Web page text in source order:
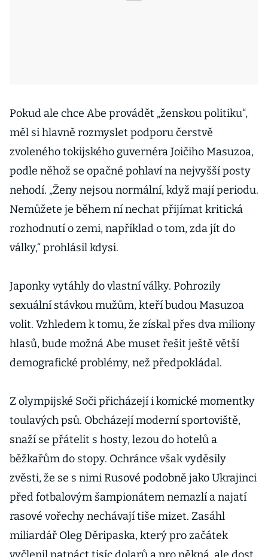
Pokud ale chce Abe provádět „ženskou politiku“,
měl si hlavně rozmyslet podporu čerstvě
zvoleného tokijského guvernéra Joičiho Masuzoa,
podle něhož se opačné pohlaví na nejvyšší posty
nehodí. „Ženy nejsou normální, když mají periodu.
Nemůžete je během ní nechat přijímat kritická
rozhodnutí o zemi, například o tom, zda jít do
války,“ prohlásil kdysi.
Japonky vytáhly do vlastní války. Pohrozily
sexuální stávkou mužům, kteří budou Masuzoa
volit. Vzhledem k tomu, že získal přes dva miliony
hlasů, bude možná Abe muset řešit ještě větší
demografické problémy, než předpokládal.
Z olympijské Soči přicházejí i komické momentky
toulavých psů. Obcházejí moderní sportoviště,
snaží se přátelit s hosty, lezou do hotelů a
běžkařům do stopy. Ochránce však vyděsily
zvěsti, že se s nimi Rusové podobně jako Ukrajinci
před fotbalovým šampionátem nemazlí a najatí
rasové vořechy nechávají tiše mizet. Zasáhl
miliardář Oleg Děripaska, který pro začátek